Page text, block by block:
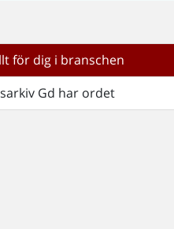
för dig i branschen
Gd har ordet